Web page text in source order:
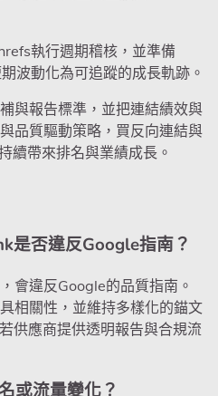
執行週期稽核，並準備
波動化為可追蹤的成長軌跡。
與報告標準，並把連結績效與
品質驅動策略，買反向連結與
續帶來排名與業績成長。
是否違反Google指南？
會違反Google的品質指南。
相關性，並維持多樣化的錨文
供應商提供透明報告與合規流
或流量變化？